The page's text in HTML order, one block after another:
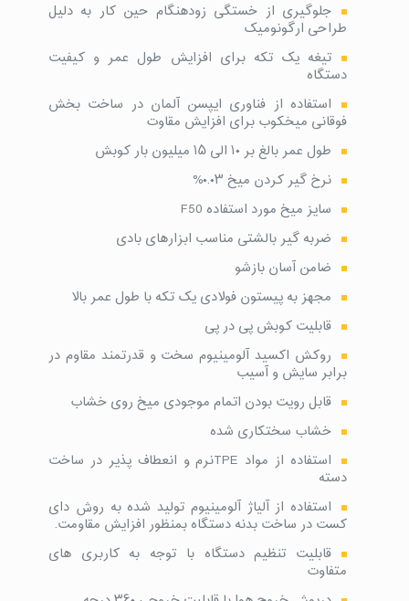
جلوگیری از خستگی زودهنگام حین کار به دلیل
طراحی ارگونومیک
تیغه یک تکه برای افزایش طول عمر و کیفیت
دستگاه
استفاده از فناوری ایپسن آلمان در ساخت بخش
فوقانی میخکوب برای افزایش مقاوت
طول عمر بالغ بر ۱۰ الی ۱۵ میلیون بار کوبش
نرخ گیر کردن میخ ۰.۰۳%
سایز میخ مورد استفاده F50
ضربه گیر بالشتی مناسب ابزارهای بادی
ضامن آسان بازشو
مجهز به پیستون فولادی یک تکه با طول عمر بالا
قابلیت کوبش پی در پی
روکش اکسید آلومینیوم سخت و قدرتمند مقاوم در
برابر سایش و آسیب
قابل رویت بودن اتمام موجودی میخ روی خشاب
خشاب سختکاری شده
استفاده از مواد TPEنرم و انعطاف پذیر در ساخت
دسته
استفاده از آلیاژ آلومینیوم تولید شده به روش دای
کست در ساخت بدنه دستگاه بمنظور افزایش مقاومت.
قابلیت تنظیم دستگاه با توجه به کاربری های
متفاوت